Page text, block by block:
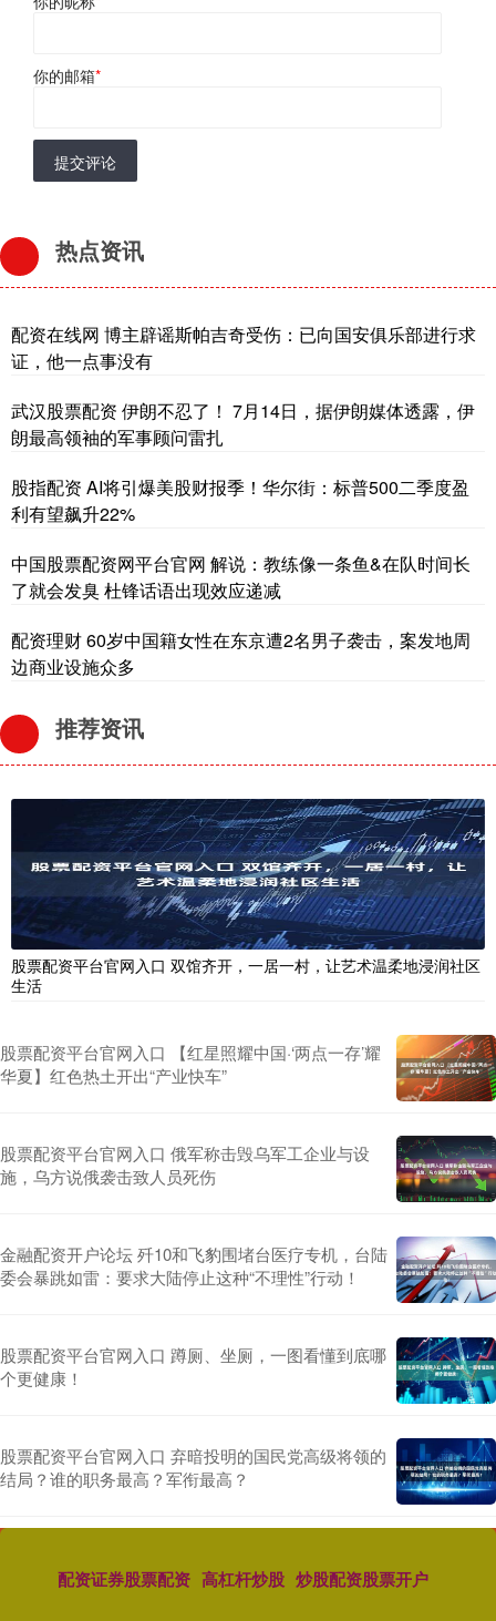
你的邮箱*
提交评论
热点资讯
配资在线网 博主辟谣斯帕吉奇受伤：已向国安俱乐部进行求
证，他一点事没有
武汉股票配资 伊朗不忍了！ 7月14日，据伊朗媒体透露，伊
朗最高领袖的军事顾问雷扎
股指配资 AI将引爆美股财报季！华尔街：标普500二季度盈
利有望飙升22%
中国股票配资网平台官网 解说：教练像一条鱼&在队时间长
了就会发臭 杜锋话语出现效应递减
配资理财 60岁中国籍女性在东京遭2名男子袭击，案发地周
边商业设施众多
推荐资讯
股票配资平台官网入口 双馆齐开，一居一村，让艺术温柔地浸润社区
生活
股票配资平台官网入口 【红星照耀中国·‘两点一存’耀
华夏】红色热土开出“产业快车”
股票配资平台官网入口 俄军称击毁乌军工企业与设
施，乌方说俄袭击致人员死伤
金融配资开户论坛 歼10和飞豹围堵台医疗专机，台陆
委会暴跳如雷：要求大陆停止这种“不理性”行动！
股票配资平台官网入口 蹲厕、坐厕，一图看懂到底哪
个更健康！
股票配资平台官网入口 弃暗投明的国民党高级将领的
结局？谁的职务最高？军衔最高？
配资证券股票配资 高杠杆炒股 炒股配资股票开户